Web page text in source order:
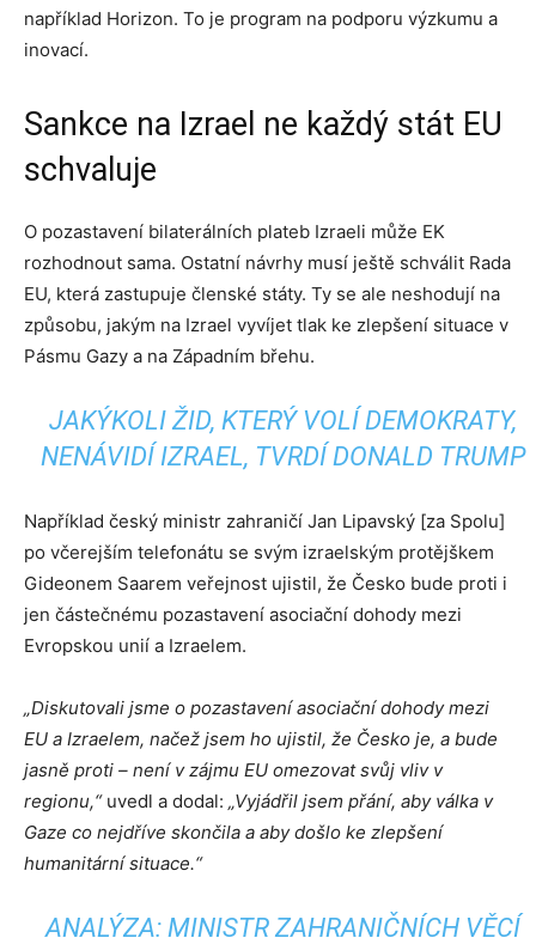
například Horizon. To je program na podporu výzkumu a
inovací.
Sankce na Izrael ne každý stát EU
schvaluje
O pozastavení bilaterálních plateb Izraeli může EK
rozhodnout sama. Ostatní návrhy musí ještě schválit Rada
EU, která zastupuje členské státy. Ty se ale neshodují na
způsobu, jakým na Izrael vyvíjet tlak ke zlepšení situace v
Pásmu Gazy a na Západním břehu.
JAKÝKOLI ŽID, KTERÝ VOLÍ DEMOKRATY,
NENÁVIDÍ IZRAEL, TVRDÍ DONALD TRUMP
Například český ministr zahraničí Jan Lipavský [za Spolu]
po včerejším telefonátu se svým izraelským protějškem
Gideonem Saarem veřejnost ujistil, že Česko bude proti i
jen částečnému pozastavení asociační dohody mezi
Evropskou unií a Izraelem.
„Diskutovali jsme o pozastavení asociační dohody mezi
EU a Izraelem, načež jsem ho ujistil, že Česko je, a bude
jasně proti – není v zájmu EU omezovat svůj vliv v
regionu,“uvedl a dodal: „Vyjádřil jsem přání, aby válka v
Gaze co nejdříve skončila a aby došlo ke zlepšení
humanitární situace.“
ANALÝZA: MINISTR ZAHRANIČNÍCH VĚCÍ